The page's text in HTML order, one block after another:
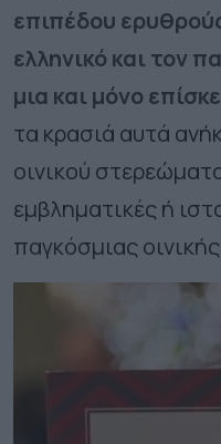
επιπέδου
ελληνικό και τον
μια και μόνο
τα κρασιά αυτά
οινικού
εμβληματικές ή
παγκόσμιας